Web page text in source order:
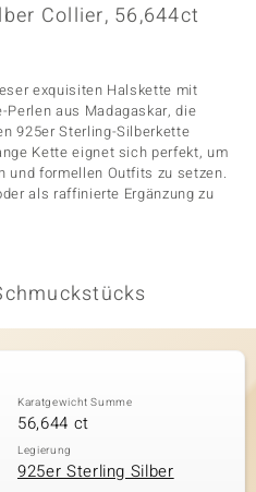
Collier, 56,644ct
exquisiten Halskette mit
aus Madagaskar, die
925er Sterling-Silberkette
Kette eignet sich perfekt, um
und formellen Outfits zu setzen.
als raffinierte Ergänzung zu
Karatgewicht Summe
56,644 ct
Legierung
925er Sterling Silber